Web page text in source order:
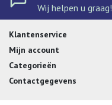
Wij helpen u graag!
Klantenservice
Mijn account
Categorieën
Contactgegevens